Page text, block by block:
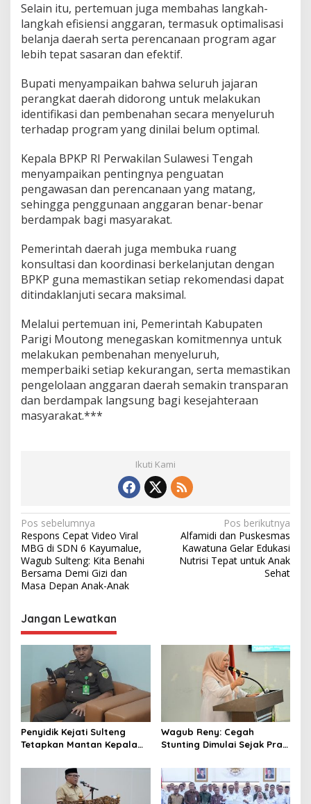
Selain itu, pertemuan juga membahas langkah-
langkah efisiensi anggaran, termasuk optimalisasi
belanja daerah serta perencanaan program agar
lebih tepat sasaran dan efektif.
Bupati menyampaikan bahwa seluruh jajaran
perangkat daerah didorong untuk melakukan
identifikasi dan pembenahan secara menyeluruh
terhadap program yang dinilai belum optimal.
Kepala BPKP RI Perwakilan Sulawesi Tengah
menyampaikan pentingnya penguatan
pengawasan dan perencanaan yang matang,
sehingga penggunaan anggaran benar-benar
berdampak bagi masyarakat.
Pemerintah daerah juga membuka ruang
konsultasi dan koordinasi berkelanjutan dengan
BPKP guna memastikan setiap rekomendasi dapat
ditindaklanjuti secara maksimal.
Melalui pertemuan ini, Pemerintah Kabupaten
Parigi Moutong menegaskan komitmennya untuk
melakukan pembenahan menyeluruh,
memperbaiki setiap kekurangan, serta memastikan
pengelolaan anggaran daerah semakin transparan
dan berdampak langsung bagi kesejahteraan
masyarakat.***
Ikuti Kami
N
a
v
i
a
s
p
o
s
Pos sebelumnya
Respons Cepat Video Viral
MBG di SDN 6 Kayumalue,
Wagub Sulteng: Kita Benahi
Bersama Demi Gizi dan
Masa Depan Anak-Anak
Pos berikutnya
Alfamidi dan Puskesmas
Kawatuna Gelar Edukasi
Nutrisi Tepat untuk Anak
Sehat
Jangan Lewatkan
Penyidik Kejati Sulteng
Tetapkan Mantan Kepala
Donggala Sebagai
Tersangka Dugaan Korupsi
Pemungutan Pajak
Wagub Reny: Cegah
Stunting Dimulai Sejak Pra
Tombak di Masyarakat